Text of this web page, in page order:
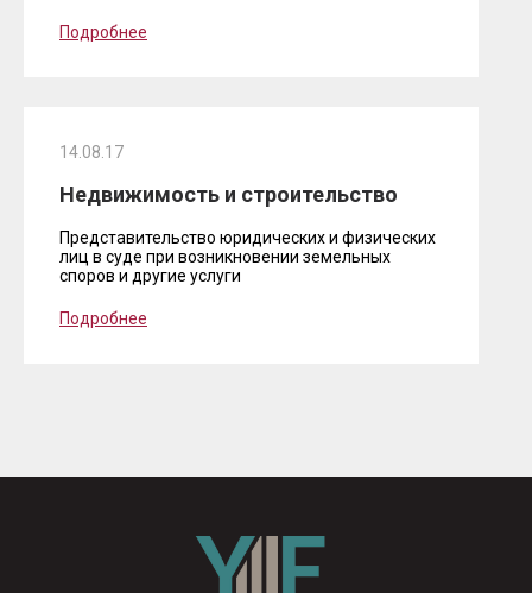
Подробнее
14.08.17
Недвижимость и строительство
Представительство юридических и физических
лиц в суде при возникновении земельных
споров и другие услуги
Подробнее